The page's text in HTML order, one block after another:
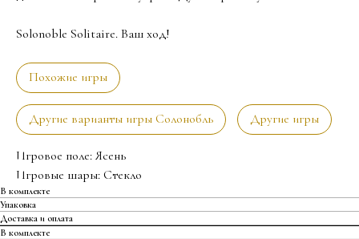
Solonoble Solitaire. Ваш ход!
Похожие игры
Другие варианты игры Солонобль Другие игры
Игровое поле: Ясень
Игровые шары: Стекло
В комплекте
Упаковка
Доставка и оплата
В комплекте